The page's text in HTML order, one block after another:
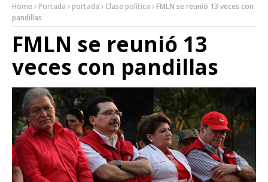
Home Portada portada Clase política
FMLN se reunió 13 veces con
pandillas
FMLN se reunió 13
veces con pandillas